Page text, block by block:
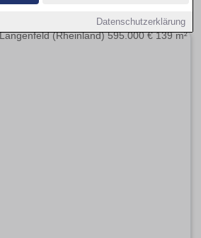
Datenschutzerklärung